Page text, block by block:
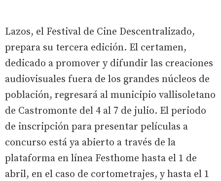
Lazos, el Festival de Cine Descentralizado,
prepara su tercera edición. El certamen,
dedicado a promover y difundir las creaciones
audiovisuales fuera de los grandes núcleos de
población, regresará al municipio vallisoletano
de Castromonte del 4 al 7 de julio. El periodo
de inscripción para presentar películas a
concurso está ya abierto a través de la
plataforma en línea Festhome hasta el 1 de
abril, en el caso de cortometrajes, y hasta el 1